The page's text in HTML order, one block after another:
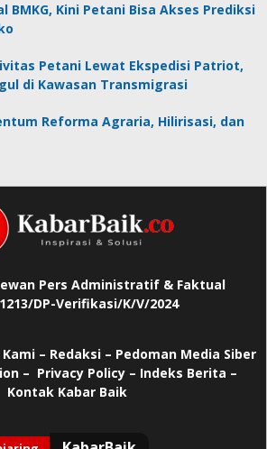
Kini Petani Bisa Akses Prediksi
Petani Lewat Ekspedisi Patriot,
di Kawasan Transmigrasi
Reforma Agraria, Hilirisasi, dan
Pers Administratif & Faktual
DP-Verifikasi/K/V/2024
– Redaksi – Pedoman Media Siber
– Privacy Policy– Indeks Berita –
Kontak Kabar Baik